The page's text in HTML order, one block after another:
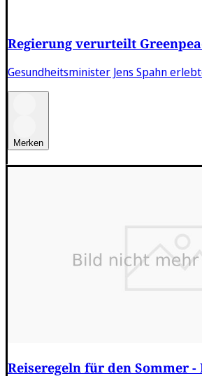
Regierung verurteilt
Gesundheitsminister Jens Spahn
Merken
Reiseregeln für den Sommer